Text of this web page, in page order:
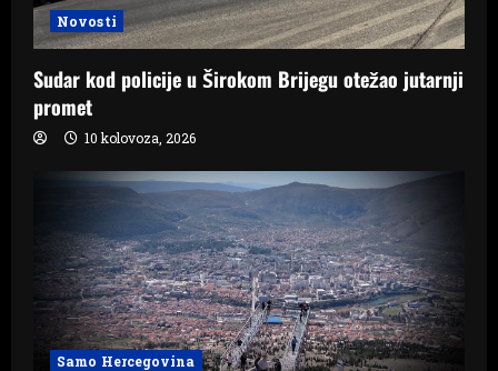
Novosti
Sudar kod policije u Širokom Brijegu otežao jutarnji
promet
10 kolovoza, 2026
Samo Hercegovina